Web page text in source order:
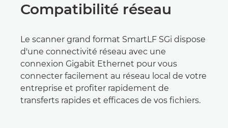
Compatibilité réseau
Le scanner grand format SmartLF SGi dispose
d'une connectivité réseau avec une
connexion Gigabit Ethernet pour vous
connecter facilement au réseau local de votre
entreprise et profiter rapidement de
transferts rapides et efficaces de vos fichiers.